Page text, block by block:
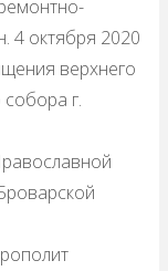
4 октября 2020
верхнего
г.